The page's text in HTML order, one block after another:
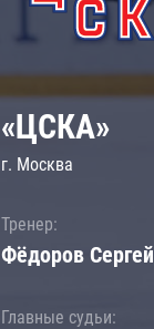
«ЦСКА»
г. Москва
Тренер:
Фёдоров Сергей
Главные судьи: